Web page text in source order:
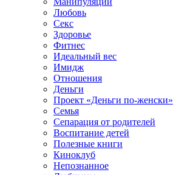
Любовь
Секс
Здоровье
Фитнес
Идеальный вес
Имидж
Отношения
Деньги
Проект «Деньги по-женски»
Семья
Сепарация от родителей
Воспитание детей
Полезные книги
Киноклуб
Непознанное